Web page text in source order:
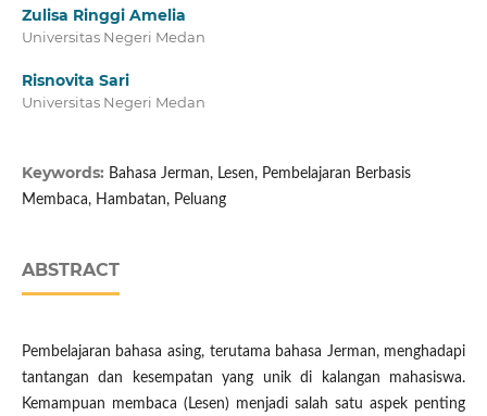
Zulisa Ringgi Amelia
Universitas Negeri Medan
Risnovita Sari
Universitas Negeri Medan
Keywords: Bahasa Jerman, Lesen, Pembelajaran Berbasis
Membaca, Hambatan, Peluang
ABSTRACT
Pembelajaran bahasa asing, terutama bahasa Jerman, menghadapi
tantangan dan kesempatan yang unik di kalangan mahasiswa.
Kemampuan membaca (Lesen) menjadi salah satu aspek penting